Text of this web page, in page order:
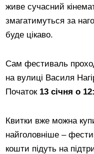
живе сучасний
змагатимуться за
буде цікаво.
Сам фестиваль
на вулиці Василя
Початок 13 січня о
Квитки вже можна
найголовніше –
кошти підуть на